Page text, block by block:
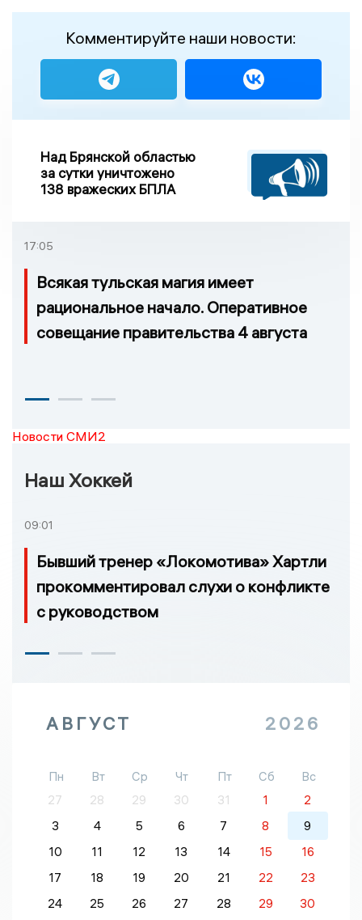
Комментируйте наши новости:
Над Брянской областью
за сутки уничтожено
138 вражеских БПЛА
17:05
Всякая тульская магия имеет
рациональное начало. Оперативное
совещание правительства 4 августа
Новости СМИ2
Наш Хоккей
09:01
Бывший тренер «Локомотива» Хартли
прокомментировал слухи о конфликте
с руководством
АВГУСТ 2026
Пн Вт Ср Чт Пт Сб
Вс
27
28 29 30 31 1
2
3
4 5 6 7 8
9
10
11 12 13 14 15
16
17
18 19 20 21 22
23
24
25 26 27 28 29
30